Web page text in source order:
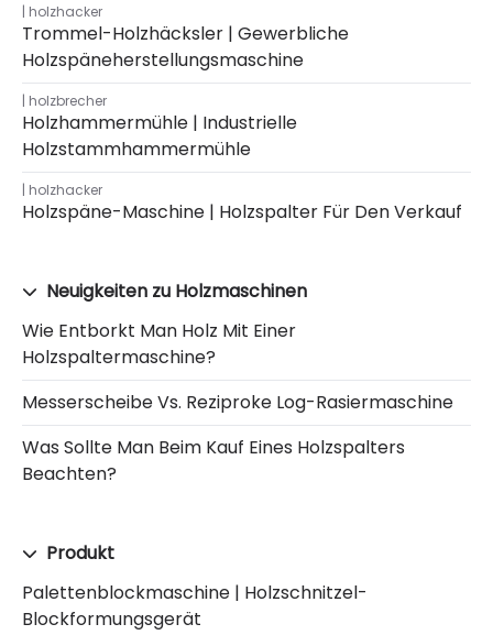
holzhacker
Trommel-Holzhäcksler | Gewerbliche
Holzspäneherstellungsmaschine
holzbrecher
Holzhammermühle | Industrielle
Holzstammhammermühle
holzhacker
Holzspäne-Maschine | Holzspalter Für Den Verkauf
Neuigkeiten zu Holzmaschinen
Wie Entborkt Man Holz Mit Einer
Holzspaltermaschine?
Messerscheibe Vs. Reziproke Log-Rasiermaschine
Was Sollte Man Beim Kauf Eines Holzspalters
Beachten?
Produkt
Palettenblockmaschine | Holzschnitzel-
Blockformungsgerät